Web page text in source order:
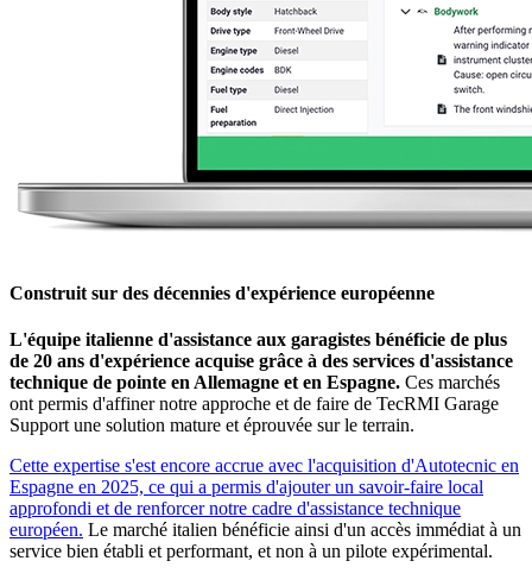
Construit sur des décennies d'expérience européenne
L'équipe italienne d'assistance aux garagistes bénéficie de plus
de 20 ans d'expérience acquise grâce à des services d'assistance
technique de pointe en Allemagne et en Espagne. Ces marchés
ont permis d'affiner notre approche et de faire de TecRMI Garage
Support une solution mature et éprouvée sur le terrain.
Cette expertise s'est encore accrue avec l'acquisition d'Autotecnic en
Espagne en 2025, ce qui a permis d'ajouter un savoir-faire local
approfondi et de renforcer notre cadre d'assistance technique
européen. Le marché italien bénéficie ainsi d'un accès immédiat à un
service bien établi et performant, et non à un pilote expérimental.